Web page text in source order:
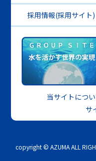
採用情報(採用サイト)
当サイトにつ
サ
copyright © AZUMA ALL